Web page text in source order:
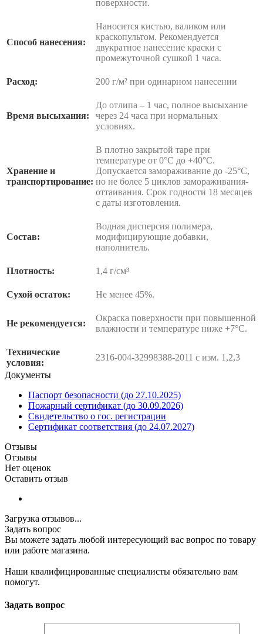
поверхности.
Способ нанесения:
Наносится кистью, валиком или
краскопультом. Рекомендуется
двукратное нанесение краски с
промежуточной сушкой 1 часа.
Расход: 200 г/м² при одинарном нанесении
Время высыхания:
До отлипа – 1 час, полное высыхание
через 24 часа при нормальных
условиях.
Хранение и
транспортирование:
В плотно закрытой таре при
температуре от 0°С до +40°С.
Допускается замораживание до -25°С,
но не более 5 циклов замораживания-
оттаивания. Срок годности 18 месяцев
с даты изготовления.
Состав:
Водная дисперсия полимера,
модифицирующие добавки,
наполнитель.
Плотность: 1,4 г/см³
Сухой остаток: Не менее 45%.
Не рекомендуется:
Окраска поверхности при повышенной
влажности и температуре ниже +7°С.
Технические
условия:
2316-004-32998388-2011 с изм. 1,2,3
Документы
Паспорт безопасности (до 27.10.2025)
Пожарный сертификат (до 30.09.2026)
Свидетельство о гос. регистрации
Сертификат соответствия (до 24.07.2027)
Отзывы
Отзывы
Нет оценок
Оставить отзыв
Загрузка отзывов...
Задать вопрос
Вы можете задать любой интересующий вас вопрос по товару
или работе магазина.
Наши квалифицированные специалисты обязательно вам
помогут.
Задать вопрос